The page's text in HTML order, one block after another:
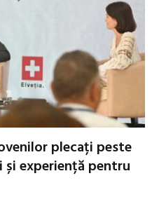
plecați peste
și experiență pentru